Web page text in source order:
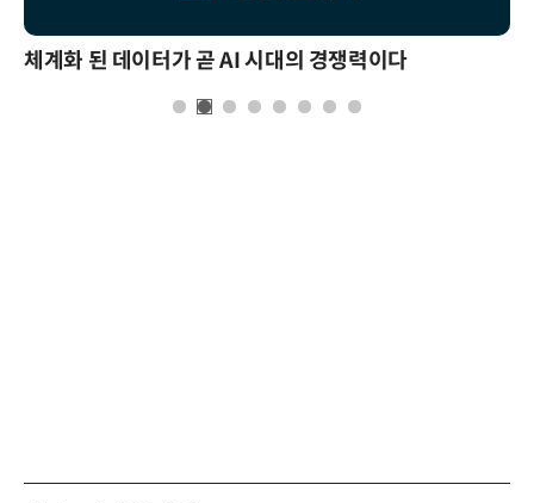
체계화 된 데이터가 곧 AI 시대의 경쟁력이다